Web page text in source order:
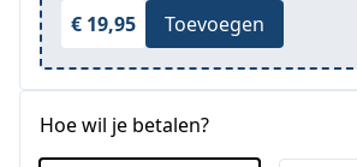
€ 19,95
Toevoegen
Hoe wil je betalen?